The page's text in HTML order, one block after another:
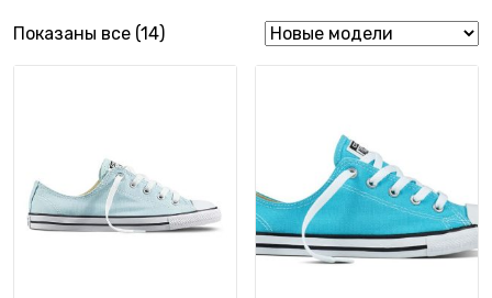
Показаны все (14)Сортировка: самые недавние